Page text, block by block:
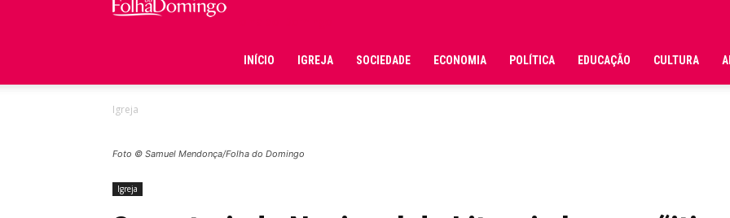
INÍCIO IGREJA SOCIEDADE ECONOMIA POLÍTICA EDUCAÇÃO CULTURA
Igreja
Foto © Samuel Mendonça/Folha do Domingo
Igreja